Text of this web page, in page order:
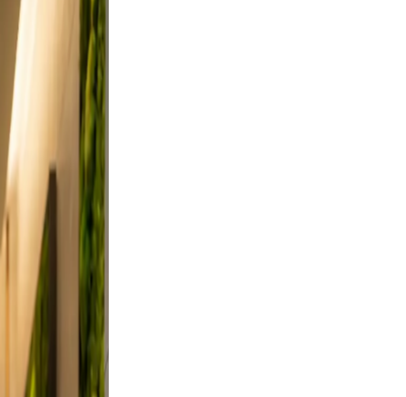
a
from
and